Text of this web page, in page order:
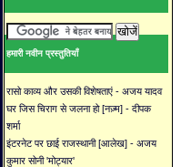
हमारी नवीन प्रस्तुतियाँ
रासो काव्य और उसकी विशेषताएं - अजय यादव
घर जिस चिराग से जलना हो [नज़्म] - दीपक
शर्मा
इंटरनेट पर छाई राजस्थानी [आलेख] - अजय
कुमार सोनी 'मोट्यार'